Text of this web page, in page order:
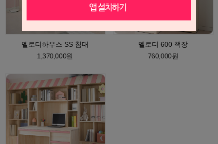
멜로디하우스 SS 침대
1,370,000원
멜로디 600 책장
760,000원